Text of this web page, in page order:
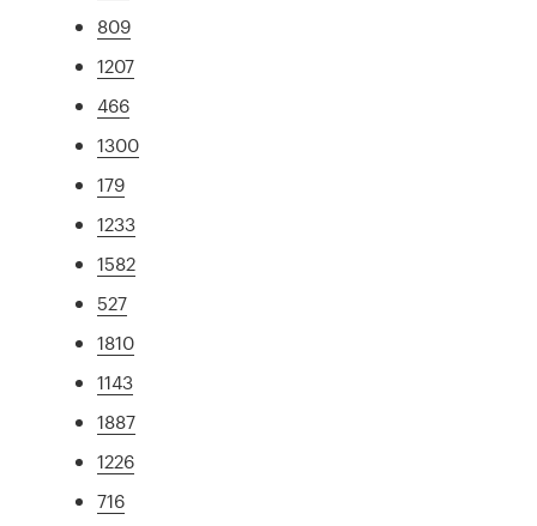
809
1207
466
1300
179
1233
1582
527
1810
1143
1887
1226
716